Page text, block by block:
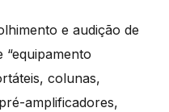
e audição de
colunas,
amplificadores,